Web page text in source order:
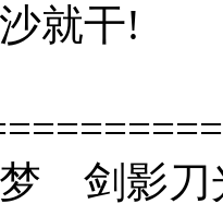
就干!
梦 剑影